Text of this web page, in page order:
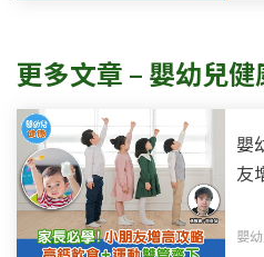
更多文章 – 嬰幼兒健
嬰
友
嬰